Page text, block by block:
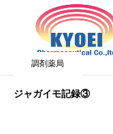
調剤薬局
ジャガイモ記録③